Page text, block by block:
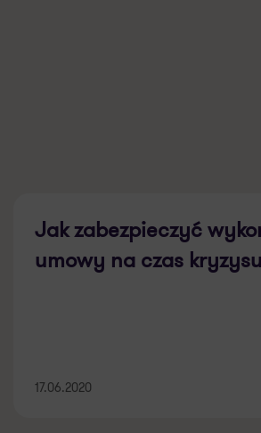
Jak zabezpieczyć
umowy na czas
17.06.2020